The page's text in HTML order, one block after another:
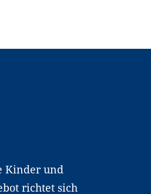
Kinder und
richtet sich